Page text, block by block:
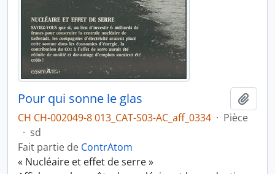
Pour qui sonne le glas
CH CH-002049-8 013_CAT-S03-AC_aff_0334 · Pièce
· sd
Fait partie de ContrAtom
« Nucléaire et effet de serre »